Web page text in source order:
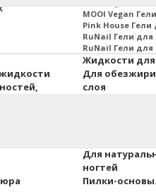
MOOI Vegan
Pink House
RuNail Гели
RuNail Гели
Жидкости
Для
слоя
Для
ногтей
Пилки-